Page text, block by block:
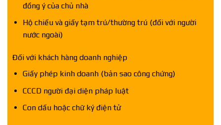
đồng ý của chủ nhà
Hộ chiếu và giấy tạm trú/thường trú (đối với người
nước ngoài)
Đối với khách hàng doanh nghiệp
Giấy phép kinh doanh (bản sao công chứng)
CCCD người đại diện pháp luật
Con dấu hoặc chữ ký điện tử